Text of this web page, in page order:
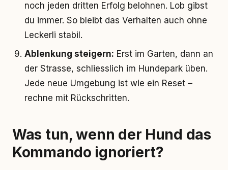
noch jeden dritten Erfolg belohnen. Lob gibst
du immer. So bleibt das Verhalten auch ohne
Leckerli stabil.
Ablenkung steigern: Erst im Garten, dann an
der Strasse, schliesslich im Hundepark üben.
Jede neue Umgebung ist wie ein Reset –
rechne mit Rückschritten.
Was tun, wenn der Hund das
Kommando ignoriert?